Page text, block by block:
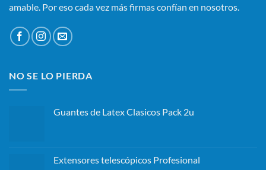
amable. Por eso cada vez más firmas confían en nosotros.
NO SE LO PIERDA
Guantes de Latex Clasicos Pack 2u
Extensores telescópicos Profesional